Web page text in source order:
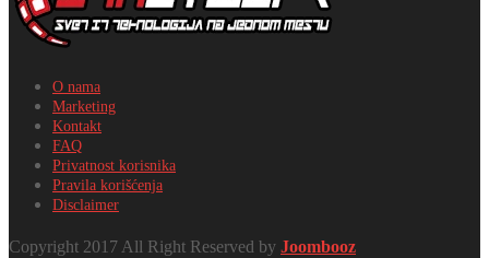
O nama
Marketing
Kontakt
FAQ
Privatnost korisnika
Pravila korišćenja
Disclaimer
Copyright 2017 All Right Reserved by Joombooz